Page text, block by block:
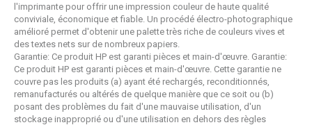
l'imprimante pour offrir une impression couleur de haute qualité
conviviale, économique et fiable. Un procédé électro-photographique
amélioré permet d'obtenir une palette très riche de couleurs vives et
des textes nets sur de nombreux papiers.
Garantie: Ce produit HP est garanti pièces et main-d'œuvre. Garantie:
Ce produit HP est garanti pièces et main-d'œuvre. Cette garantie ne
couvre pas les produits (a) ayant été rechargés, reconditionnés,
remanufacturés ou altérés de quelque manière que ce soit ou (b)
posant des problèmes du fait d'une mauvaise utilisation, d'un
stockage inapproprié ou d'une utilisation en dehors des règles